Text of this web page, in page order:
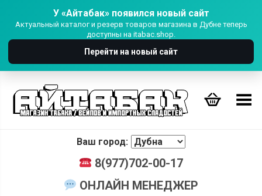
У «Айтабак» появился новый сайт
Актуальный каталог и резерв товаров магазина в Дубне теперь
доступны на itabac.shop.
Перейти на новый сайт
Переключить Меню
Ваш город:
8(977)702-00-17
ОНЛАЙН МЕНЕДЖЕР